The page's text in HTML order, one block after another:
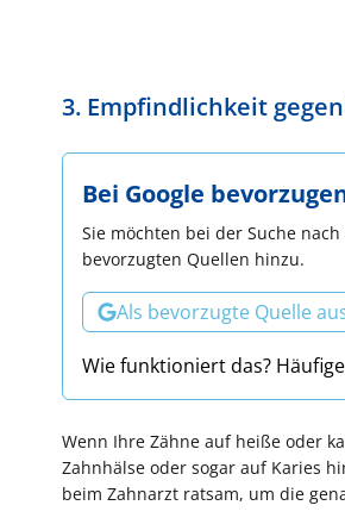
3. Empfindlichkeit
Bei Google
Sie möchten bei der Suche
bevorzugten Quellen hinzu.
Als bevorzugte Quelle
Wie funktioniert das?
Wenn Ihre Zähne auf heiße oder
Zahnhälse oder sogar auf Karies
beim Zahnarzt ratsam, um die